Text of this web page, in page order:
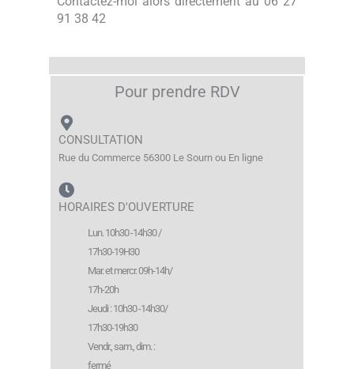
91 38 42
Pour prendre RDV
CONSULTATION
Rue du Commerce 56300 Le Sourn ou En ligne
HORAIRES D'OUVERTURE
Lun. 10h30 -14h30 /
17h30-19H30
Mar. et mercr. 09h-14h/
17h-20h
Jeudi : 10h30 -14h30/
17h30-19h30
Vendr., sam., dim. :
fermé